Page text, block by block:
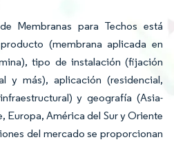
Membranas para Techos está
(membrana aplicada en
tipo de instalación (fijación
y más), aplicación (residencial,
y geografía (Asia-
Europa, América del Sur y Oriente
del mercado se proporcionan